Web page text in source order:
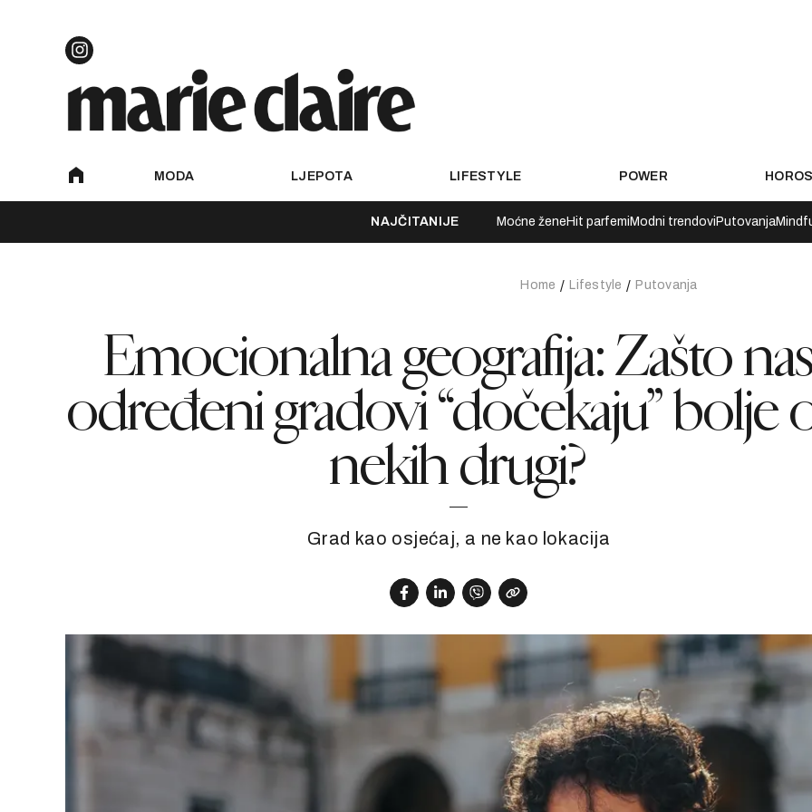
MODA LJEPOTA LIFESTYLE POWER
NAJČITANIJE Moćne žene Hit parfemi Modni trendovi Putovanja
Home Lifestyle Putovanja
Emocionalna geografija: Zašto
određeni gradovi “dočekaju” bolje
nekih drugi?
Grad kao osjećaj, a ne kao lokacija